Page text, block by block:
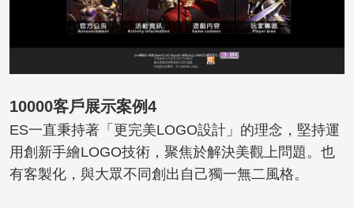
10000客戶展示案例4
ES一直秉持著「更完美LOGO設計」的理念，堅持運
用創新手繪LOGO技術，聚焦於解決美觀上問題。也
有客製化，與大眾不同創出自己獨一無二風格。